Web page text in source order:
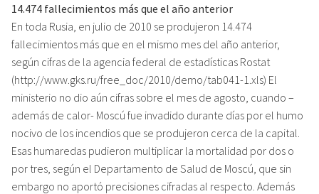
14.474 fallecimientos más que el año anterior
En toda Rusia, en julio de 2010 se produjeron 14.474
fallecimientos más que en el mismo mes del año anterior,
según cifras de la agencia federal de estadísticas Rostat
(http://www.gks.ru/free_doc/2010/demo/tab041-1.xls) El
ministerio no dio aún cifras sobre el mes de agosto, cuando –
además de calor- Moscú fue invadido durante días por el humo
nocivo de los incendios que se produjeron cerca de la capital.
Esas humaredas pudieron multiplicar la mortalidad por dos o
por tres, según el Departamento de Salud de Moscú, que sin
embargo no aportó precisiones cifradas al respecto. Además